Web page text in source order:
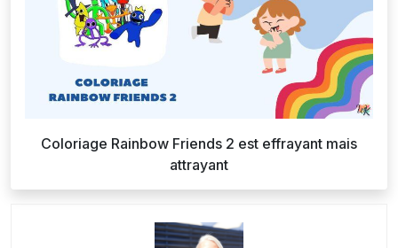
Coloriage Rainbow Friends 2 est effrayant mais
attrayant